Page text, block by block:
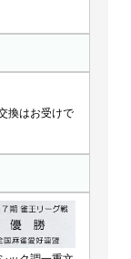
換はお受けで